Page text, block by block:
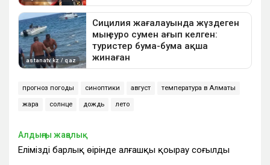
прогноз погоды синоптики август температура в Алматы
жара солнце дождь лето
Алдыңғы жаңалық
Еліміздің барлық өңірінде алғашқы қоңырау соғылды